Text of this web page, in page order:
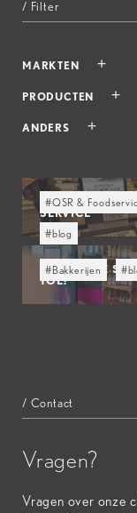
/ Filter
MARKTEN
PRODUCTEN
ANDERS
#QSR &
#blog
COMPUTER
SERVICE
#Bakkerijen
HOE PAS JE
TOE?
/ Contact
Vragen?
Vragen over onze